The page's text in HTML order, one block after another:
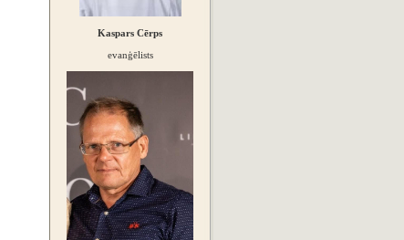
Kaspars Cērps
evanģēlists